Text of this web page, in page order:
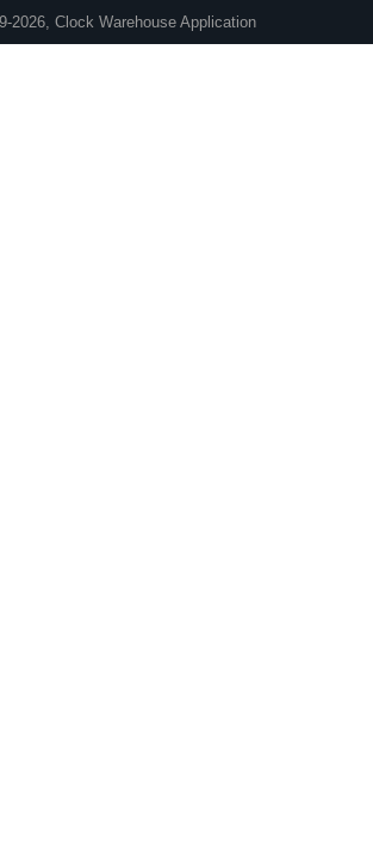
2026, Clock Warehouse Application